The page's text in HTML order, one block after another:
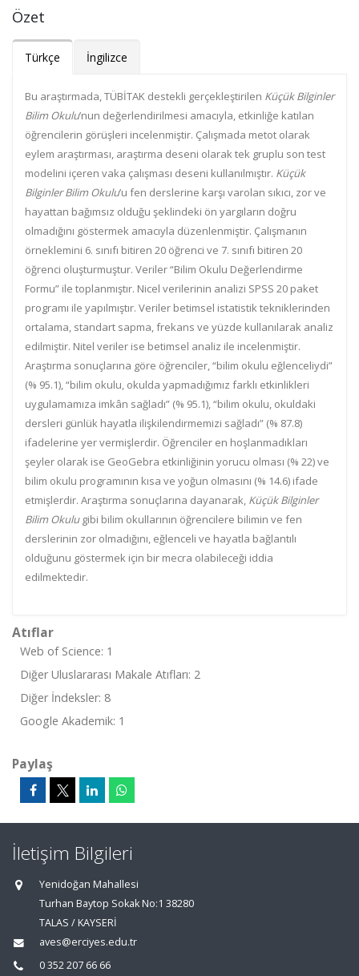
Özet
Türkçe İngilizce
Bu araştırmada, TÜBİTAK destekli gerçekleştirilen Küçük Bilginler
Bilim Okulu’nun değerlendirilmesi amacıyla, etkinliğe katılan
öğrencilerin görüşleri incelenmiştir. Çalışmada metot olarak
eylem araştırması, araştırma deseni olarak tek gruplu son test
modelini içeren vaka çalışması deseni kullanılmıştır. Küçük
Bilginler Bilim Okulu’u fen derslerine karşı varolan sıkıcı, zor ve
hayattan bağımsız olduğu şeklindeki ön yargıların doğru
olmadığını göstermek amacıyla düzenlenmiştir. Çalışmanın
örneklemini 6. sınıfı bitiren 20 öğrenci ve 7. sınıfı bitiren 20
öğrenci oluşturmuştur. Veriler “Bilim Okulu Değerlendirme
Formu” ile toplanmıştır. Nicel verilerinin analizi SPSS 20 paket
programı ile yapılmıştır. Veriler betimsel istatistik tekniklerinden
ortalama, standart sapma, frekans ve yüzde kullanılarak analiz
edilmiştir. Nitel veriler ise betimsel analiz ile incelenmiştir.
Araştırma sonuçlarına göre öğrenciler, “bilim okulu eğlenceliydi”
(% 95.1), “bilim okulu, okulda yapmadığımız farklı etkinlikleri
uygulamamıza imkân sağladı” (% 95.1), “bilim okulu, okuldaki
dersleri günlük hayatla ilişkilendirmemizi sağladı” (% 87.8)
ifadelerine yer vermişlerdir. Öğrenciler en hoşlanmadıkları
şeyler olarak ise GeoGebra etkinliğinin yorucu olması (% 22) ve
bilim okulu programının kısa ve yoğun olmasını (% 14.6) ifade
etmişlerdir. Araştırma sonuçlarına dayanarak, Küçük Bilginler
Bilim Okulugibi bilim okullarının öğrencilere bilimin ve fen
derslerinin zor olmadığını, eğlenceli ve hayatla bağlantılı
olduğunu göstermek için bir mecra olabileceği iddia
edilmektedir.
Atıflar
Web of Science: 1
Diğer Uluslararası Makale Atıfları: 2
Diğer İndeksler: 8
Google Akademik: 1
Paylaş
İletişim Bilgileri
Yenidoğan Mahallesi
Turhan Baytop Sokak No:1 38280
TALAS / KAYSERİ
aves@erciyes.edu.tr
0 352 207 66 66